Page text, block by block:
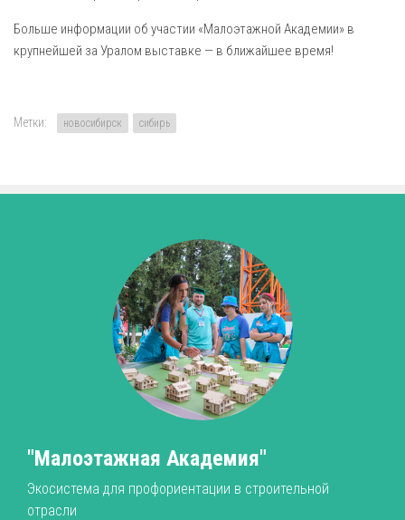
Больше информации об участии «Малоэтажной Академии» в
крупнейшей за Уралом выставке — в ближайшее время!
Метки: новосибирск сибирь
"Малоэтажная Академия"
Экосистема для профориентации в строительной
отрасли